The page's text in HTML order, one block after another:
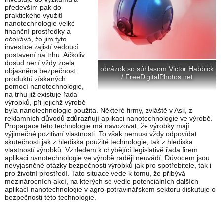
obrázok so súhlasom Victor Habbick
/ FreeDigitalPhotos.net
především pak do
praktického využití
nanotechnologie velké
finanční prostředky a
očekává, že jim tyto
investice zajistí vedoucí
postavení na trhu. Ačkoliv
dosud není vždy zcela
objasněna bezpečnost
produktů získaných
pomocí nanotechnologie,
na trhu již existuje řada
výrobků, při jejichž výrobě
byla nanotechnologie použita. Některé firmy, zvláště v Asii, z
reklamních důvodů zdůrazňují aplikaci nanotechnologie ve výrobě.
Propagace této technologie má navozovat, že výrobky mají
výjimečné pozitivní vlastnosti. To však nemusí vždy odpovídat
skutečnosti jak z hlediska použité technologie, tak z hlediska
vlastností výrobků. Vzhledem k chybějící legislativě řada firem
aplikaci nanotechnologie ve výrobě raději neuvádí. Důvodem jsou
nevyjasněné otázky bezpečnosti výrobků jak pro spotřebitele, tak i
pro životní prostředí. Tato situace vede k tomu, že přibývá
mezinárodních akcí, na kterých se vedle potenciálních dalších
aplikací nanotechnologie v agro-potravinářském sektoru diskutuje o
bezpečnosti této technologie.